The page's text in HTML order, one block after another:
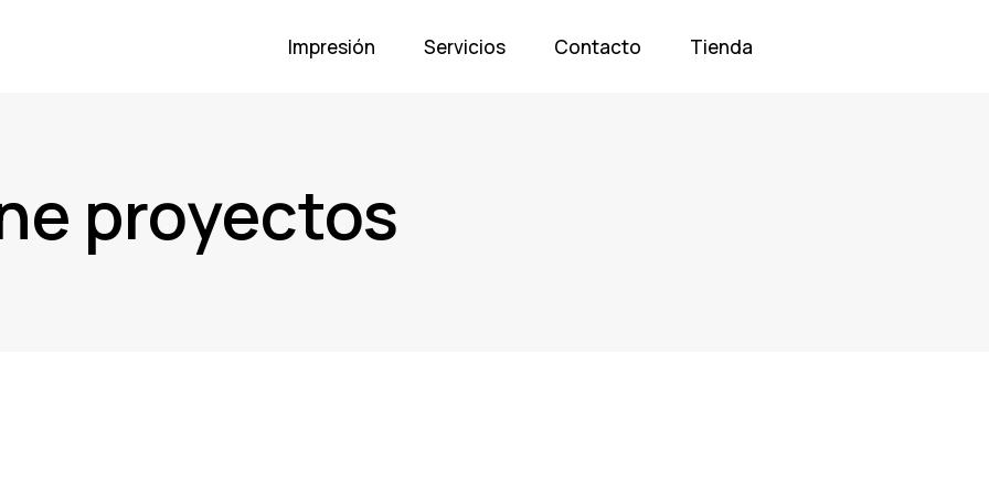
Impresión Servicios Contacto Tienda
proyectos